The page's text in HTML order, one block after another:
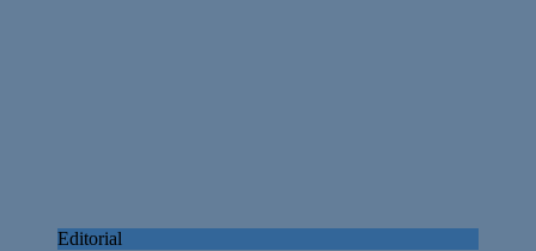
Editorial